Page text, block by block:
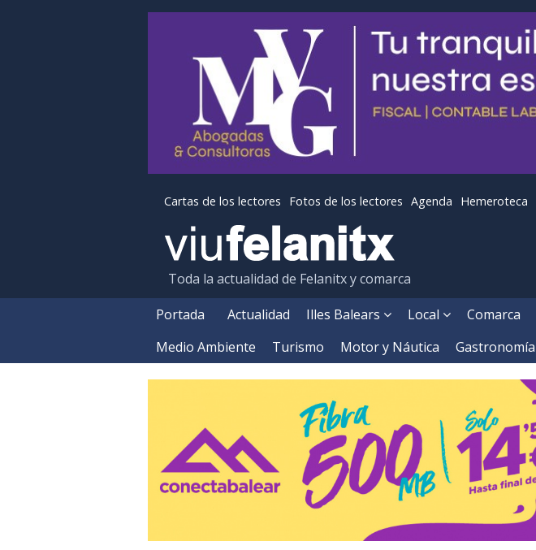
Cartas de los lectores Fotos de los lectores Agenda Hemeroteca
Toda la actualidad de Felanitx y comarca
Portada Actualidad Illes Balears Local Comarca
Medio Ambiente
Turismo Motor y Náutica Gastronomía